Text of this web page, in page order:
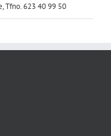
Tfno. 623 40 99 50